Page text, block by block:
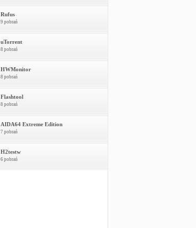
Rufus
9 pobrań
uTorrent
8 pobrań
HWMonitor
8 pobrań
Flashtool
8 pobrań
AIDA64 Extreme Edition
7 pobrań
H2testw
6 pobrań